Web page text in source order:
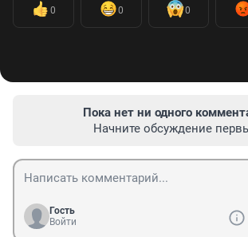
0 0 0
Пока нет ни одного
Начните обсуждение
Гость
Войти